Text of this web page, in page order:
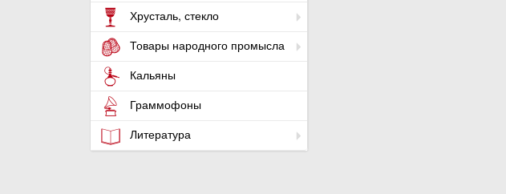
Хрусталь, стекло
Товары народного промысла
Кальяны
Граммофоны
Литература